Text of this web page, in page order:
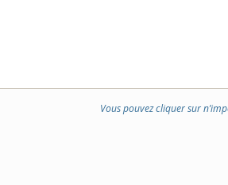
Vous pouvez cliquer sur